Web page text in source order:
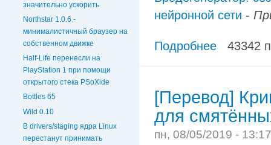
значительно ускорить
Northstar 1.0.6 -
минималистичный браузер на
собственном движке
Half-Life перенесли на
PlayStation 1 при помощи
открытого стека PSoXide
Bottles 65
Wild 0.10
В drivers/staging ядра Linux
перестанут принимать
нейронной сети -
Подробнее 43342
[Перевод]
для
пн, 08/05/2019 -